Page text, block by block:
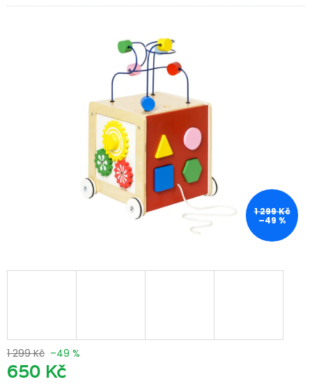
1 299 Kč
–49 %
1 299 Kč –49 %
650 Kč